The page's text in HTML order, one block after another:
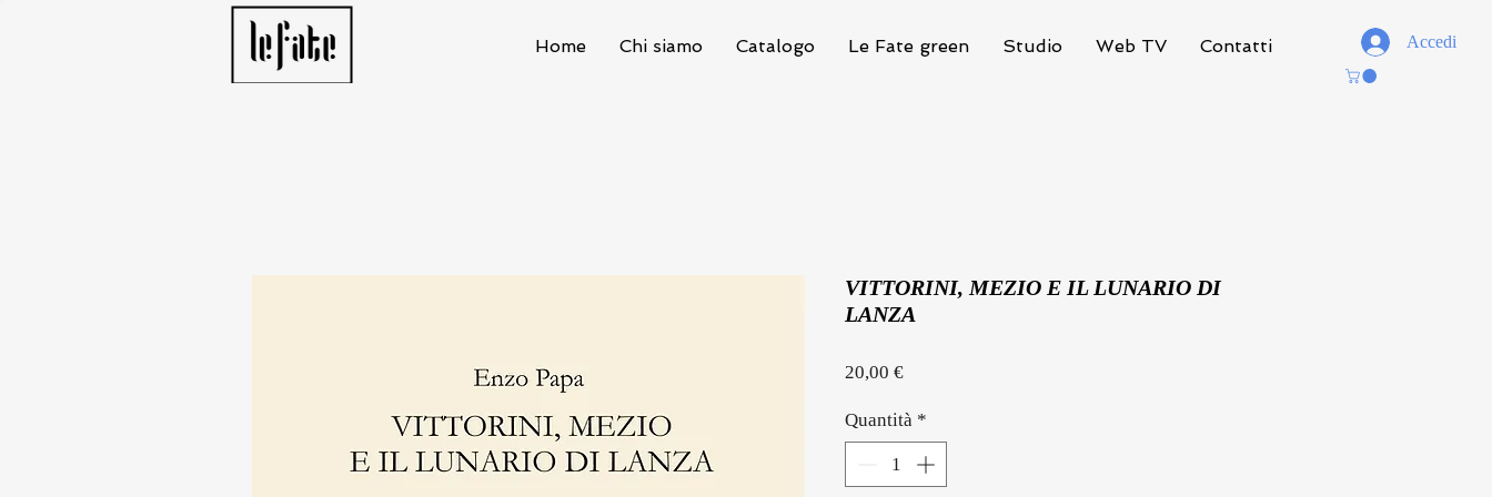
Home Chi siamo Catalogo Le Fate green Studio Web TV Contatti Accedi
VITTORINI, MEZIO E IL LUNARIO DI
LANZA
20,00 €Prezzo
Quantità *